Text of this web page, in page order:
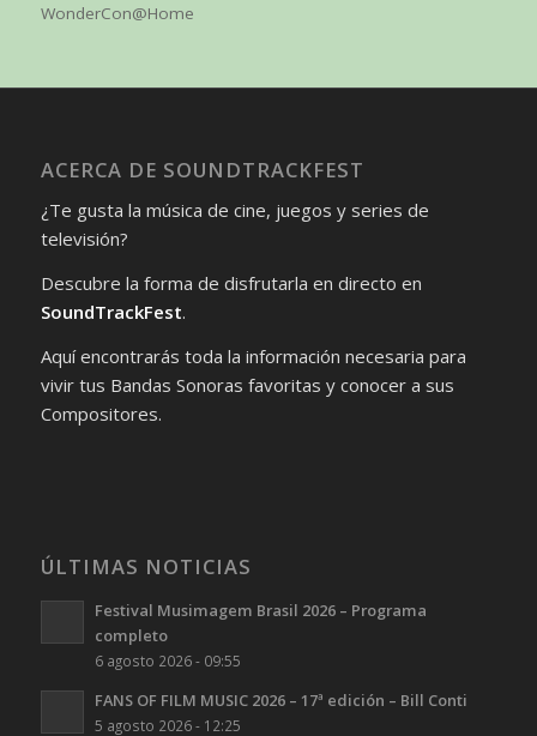
WonderCon@Home
ACERCA DE SOUNDTRACKFEST
¿Te gusta la música de cine, juegos y series de
televisión?
Descubre la forma de disfrutarla en directo en
SoundTrackFest.
Aquí encontrarás toda la información necesaria para
vivir tus Bandas Sonoras favoritas y conocer a sus
Compositores.
ÚLTIMAS NOTICIAS
Festival Musimagem Brasil 2026 – Programa
completo
6 agosto 2026 - 09:55
FANS OF FILM MUSIC 2026 – 17ª edición – Bill Conti
5 agosto 2026 - 12:25